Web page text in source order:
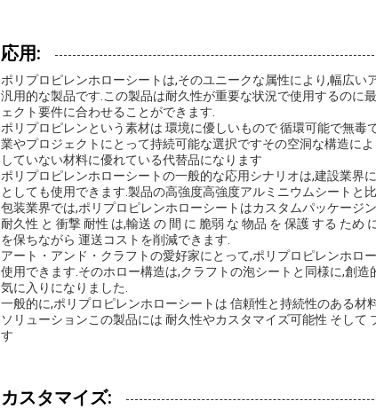
応用:
ポリプロピレンホローシートは,そのユニークな属性により,幅広
汎用的な製品です.この製品は耐久性が重要な状況で使用するのに
ェクト要件に合わせることができます.
ポリプロピレンという素材は 環境に優しいもので 循環可能で無
業やプロジェクトにとって持続可能な選択ですその空洞な構造に
していない材料に優れている代替品になります
ポリプロピレンホローシートの一般的な応用シナリオは,建設業界
としても使用できます.製品の高強度高強度アルミニウムシートと
包装業界では,ポリプロピレンホローシートはカスタムパッケージ
耐久性 と 衝撃 耐性 は,輸送 の 間 に 脆弱 な 物品 を 保護 する た
を保ちながら 運送コストを削減できます.
アート・アンド・クラフトの愛好家にとって,ポリプロピレンホロ
使用できます.そのホロー構造は,クラフトの泡シートと同様に,創
気に入りになりました.
一般的に,ポリプロピレンホローシートは 信頼性と持続性のある
ソリューションこの製品には 耐久性やカスタマイズ可能性 そし
す
カスタマイズ: